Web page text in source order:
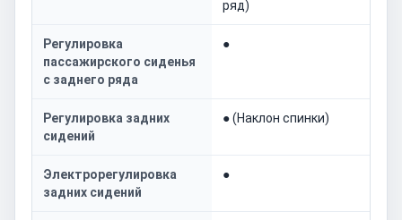
ряд)
Регулировка
пассажирского сиденья
с заднего ряда
●
Регулировка задних
сидений
● (Наклон спинки)
Электрорегулировка
задних сидений
●